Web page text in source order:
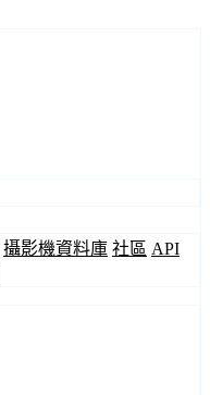
攝影機資料庫 社區 API